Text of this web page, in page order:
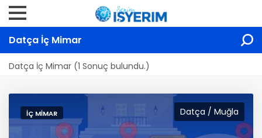
Datça İç Mimar
Datça İç Mimar (1 Sonuç bulundu.)
Datça / Muğla
İÇ MIMAR